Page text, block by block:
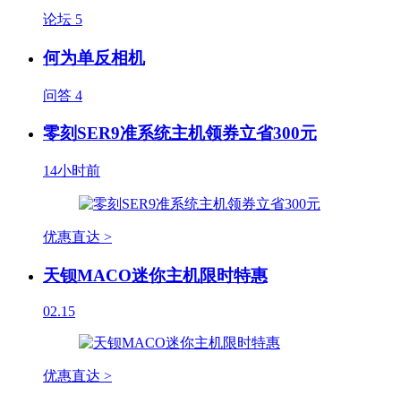
论坛 5
何为单反相机
问答 4
零刻SER9准系统主机领券立省300元
14小时前
优惠直达 >
天钡MACO迷你主机限时特惠
02.15
优惠直达 >